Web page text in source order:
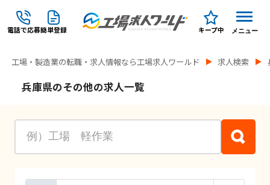
電話で応募簡単登録 キープ中 メニュー
工場・製造業の転職・求人情報なら工場求人ワールド 求人検索
兵庫県のその他の求人一覧